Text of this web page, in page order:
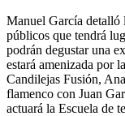
Manuel García detalló
públicos que tendrá
podrán degustar una
estará amenizada por
Candilejas Fusión,
flamenco con Juan
actuará la Escuela de